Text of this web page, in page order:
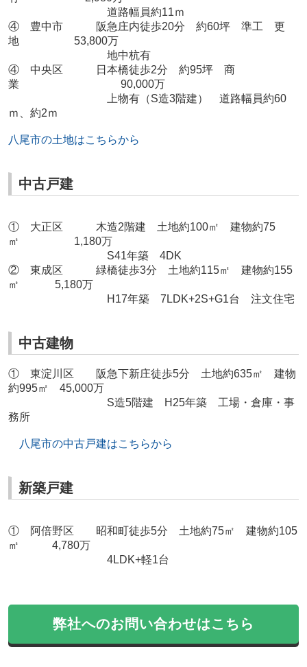
道路幅員約11ｍ
④ 豊中市 阪急庄内徒歩20分 約60坪 準工 更
地 53,800万
地中杭有
④ 中央区 日本橋徒歩2分 約95坪 商
業 90,000万
上物有（S造3階建） 道路幅員約60
ｍ、約2ｍ
八尾市の土地はこちらから
中古戸建
① 大正区 木造2階建 土地約100㎡ 建物約75
㎡ 1,180万
S41年築 4DK
② 東成区 緑橋徒歩3分 土地約115㎡ 建物約155
㎡ 5,180万
H17年築 7LDK+2S+G1台 注文住宅
中古建物
① 東淀川区 阪急下新庄徒歩5分 土地約635㎡ 建物
約995㎡ 45,000万
S造5階建 H25年築 工場・倉庫・事
務所
八尾市の中古戸建はこちらから
新築戸建
① 阿倍野区 昭和町徒歩5分 土地約75㎡ 建物約105
㎡ 4,780万
4LDK+軽1台
弊社へのお問い合わせはこちら